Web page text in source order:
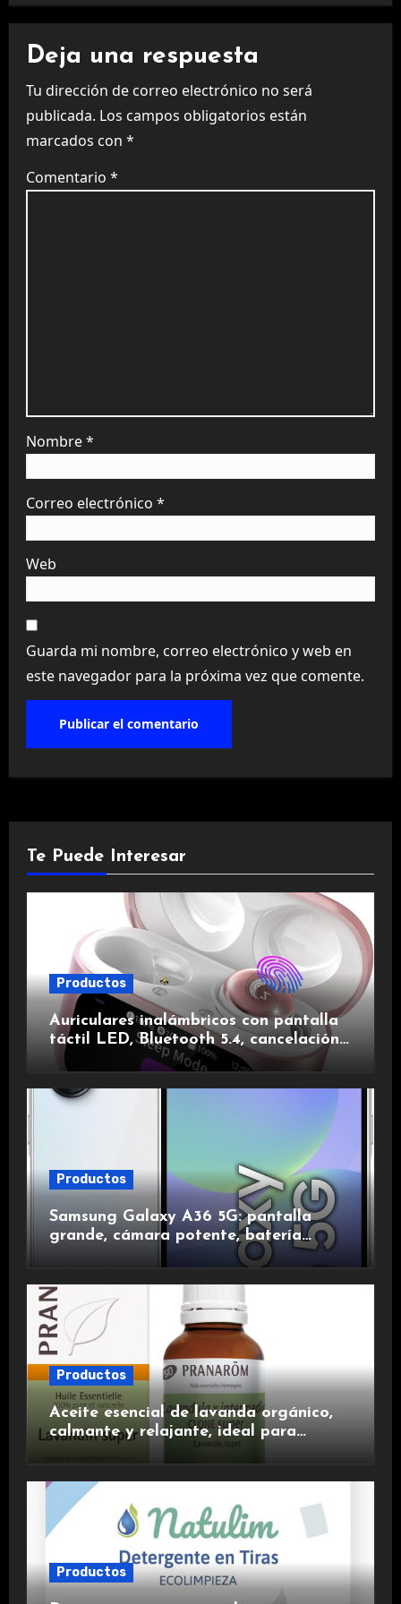
Deja una respuesta
Tu dirección de correo electrónico no será
publicada. Los campos obligatorios están
marcados con *
Comentario *
Nombre*
Correo electrónico *
Web
Guarda mi nombre, correo electrónico y web en
este navegador para la próxima vez que comente.
Te Puede Interesar
Productos
Auriculares inalámbricos con pantalla
táctil LED, Bluetooth 5.4, cancelación
de ruido, impermeables y de larga
duración.
Productos
Samsung Galaxy A36 5G: pantalla
grande, cámara potente, batería
duradera y carga rápida para una
Productos
Aceite esencial de lavanda orgánico,
calmante y relajante, ideal para
Productos